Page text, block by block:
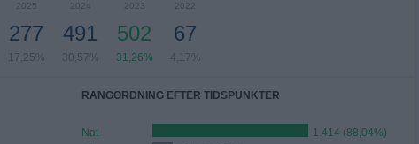
2025
277
17,25%
2024
491
30,57%
2023
502
31,26%
2022
67
4,17%
RANGORDNING EFTER TIDSPUNKTER
Nat
1.414 (88,04%)